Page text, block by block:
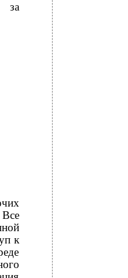
за
Все
к